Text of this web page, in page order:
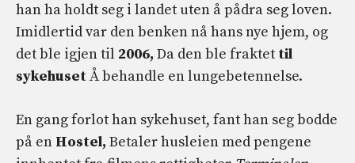
han ha holdt seg i landet uten å pådra seg loven.
Imidlertid var den benken nå hans nye hjem, og
det ble igjen til 2006, Da den ble fraktet til
sykehusetÅ behandle en lungebetennelse.
En gang forlot han sykehuset, fant han seg bodde
på en Hostel, Betaler husleien med pengene